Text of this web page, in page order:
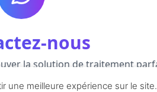
une meilleure expérience sur le site.